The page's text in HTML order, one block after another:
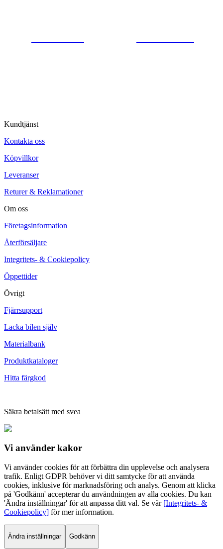
Kundtjänst
Kontakta oss
Köpvillkor
Leveranser
Returer & Reklamationer
Om oss
Företagsinformation
Återförsäljare
Integritets- & Cookiepolicy
Öppettider
Övrigt
Fjärrsupport
Lacka bilen själv
Materialbank
Produktkataloger
Hitta färgkod
Säkra betalsätt med svea
Vi använder kakor
Vi använder cookies för att förbättra din upplevelse och analysera
trafik. Enligt GDPR behöver vi ditt samtycke för att använda
cookies, inklusive för marknadsföring och analys. Genom att klicka
på 'Godkänn' accepterar du användningen av alla cookies. Du kan
'Ändra inställningar' för att anpassa ditt val. Se vår [Integritets- &
Cookiepolicy] för mer information.
Ändra inställningar Godkänn